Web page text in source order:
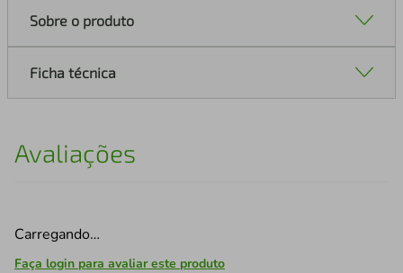
Sobre o produto
Ficha técnica
Avaliações
Carregando…
Faça login para avaliar este produto